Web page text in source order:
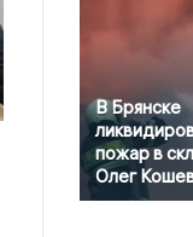
В Брянске
пожар в
Олег